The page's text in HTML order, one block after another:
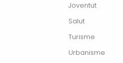
Joventut
Salut
Turisme
Urbanisme